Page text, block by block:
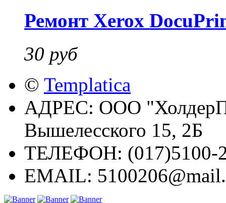
Ремонт Xerox
30 руб
© Templatica
АДРЕС: ООО
Вышелесского 15, 2Б
ТЕЛЕФОН: (017)5100-
EMAIL: